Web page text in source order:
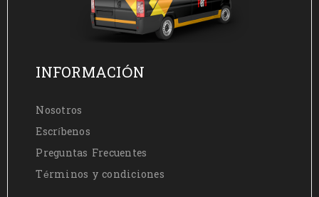
INFORMACIÓN
Nosotros
Escríbenos
Preguntas Frecuentes
Términos y condiciones